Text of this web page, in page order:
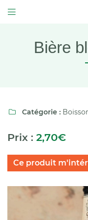

02 47 21 99 28
Rafraîchir le captcha
En cochant cette case,
Bière
 Catégorie :
Prix : 2,70€
Ce produit